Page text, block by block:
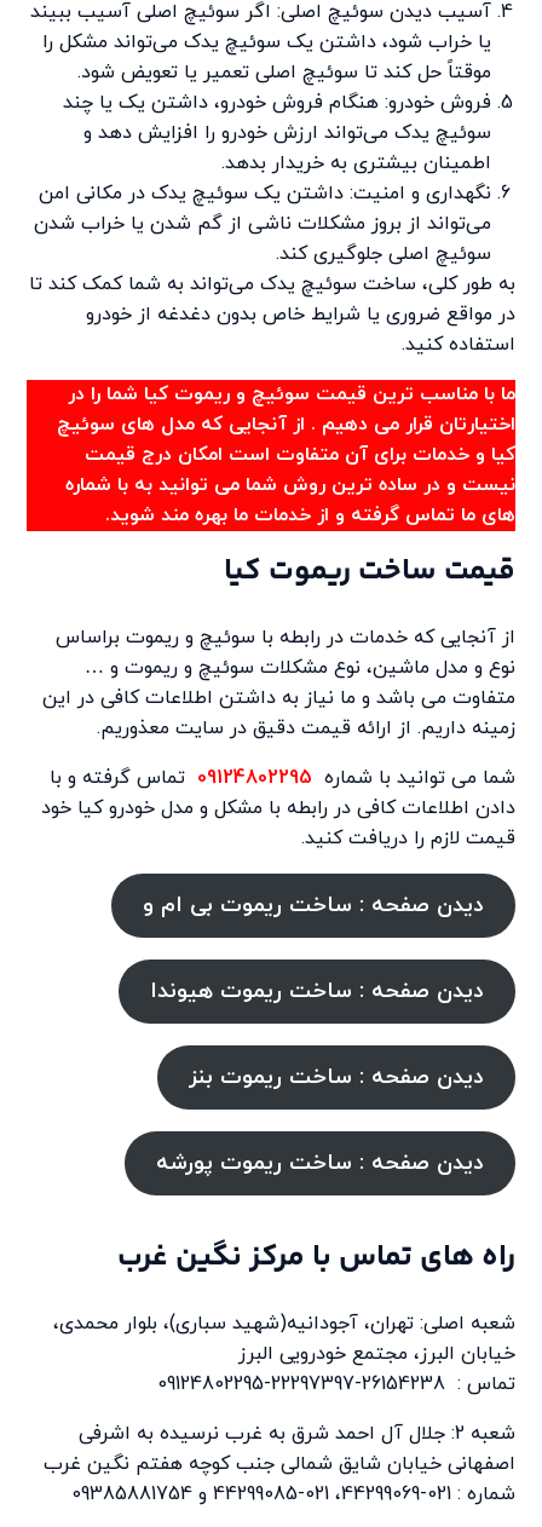
آسیب دیدن سوئیچ اصلی: اگر سوئیچ اصلی آسیب ببیند
یا خراب شود، داشتن یک سوئیچ یدک می‌تواند مشکل را
موقتاً حل کند تا سوئیچ اصلی تعمیر یا تعویض شود.
فروش خودرو: هنگام فروش خودرو، داشتن یک یا چند
سوئیچ یدک می‌تواند ارزش خودرو را افزایش دهد و
اطمینان بیشتری به خریدار بدهد.
نگهداری و امنیت: داشتن یک سوئیچ یدک در مکانی امن
می‌تواند از بروز مشکلات ناشی از گم شدن یا خراب شدن
سوئیچ اصلی جلوگیری کند.
به طور کلی، ساخت سوئیچ یدک می‌تواند به شما کمک کند تا
در مواقع ضروری یا شرایط خاص بدون دغدغه از خودرو
استفاده کنید.
ما با مناسب ترین قیمت سوئیچ و ریموت کیا شما را در
اختیارتان قرار می دهیم . از آنجایی که مدل های سوئیچ
کیا و خدمات برای آن متفاوت است امکان درج قیمت
نیست و در ساده ترین روش شما می توانید به با شماره
های ما تماس گرفته و از خدمات ما بهره مند شوید.
قیمت ساخت ریموت کیا
از آنجایی که خدمات در رابطه با سوئیچ و ریموت براساس
نوع و مدل ماشین، نوع مشکلات سوئیچ و ریموت و …
متفاوت می باشد و ما نیاز به داشتن اطلاعات کافی در این
زمینه داریم. از ارائه قیمت دقیق در سایت معذوریم.
شما می توانید با شماره 09124802295 تماس گرفته و با
دادن اطلاعات کافی در رابطه با مشکل و مدل خودرو کیا خود
قیمت لازم را دریافت کنید.
دیدن صفحه : ساخت ریموت بی ام و
دیدن صفحه : ساخت ریموت هیوندا
دیدن صفحه : ساخت ریموت بنز
دیدن صفحه : ساخت ریموت پورشه
راه های تماس با مرکز نگین غرب
شعبه اصلی: تهران، آجودانیه(شهید سباری)، بلوار محمدی،
خیابان البرز، مجتمع خودرویی البرز
تماس : 26154238-22297397-09124802295
شعبه 2: جلال آل احمد شرق به غرب نرسیده به اشرفی
اصفهانی خیابان شایق شمالی جنب کوچه هفتم نگین غرب
شماره : 021-44299069، 021-44299085 و 09385881754